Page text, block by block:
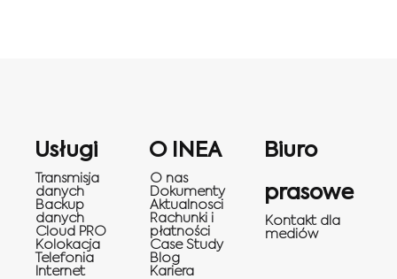
Usługi
Transmisja
danych
Backup
danych
Cloud PRO
Kolokacja
Telefonia
Internet
O INEA
O nas
Dokumenty
Aktualnosci
Rachunki i
płatności
Case Study
Blog
Kariera
Biuro
prasowe
Kontakt dla
mediów